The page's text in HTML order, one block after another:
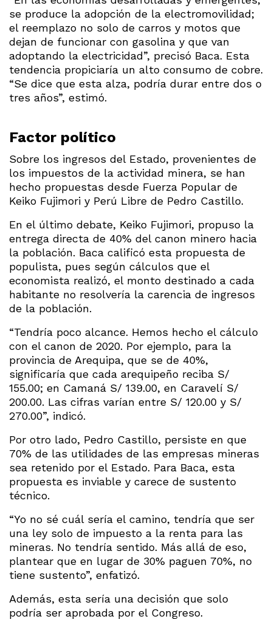
se produce la adopción de la electromovilidad;
el reemplazo no solo de carros y motos que
dejan de funcionar con gasolina y que van
adoptando la electricidad”, precisó Baca. Esta
tendencia propiciaría un alto consumo de cobre.
“Se dice que esta alza, podría durar entre dos o
tres años”, estimó.
Factor político
Sobre los ingresos del Estado, provenientes de
los impuestos de la actividad minera, se han
hecho propuestas desde Fuerza Popular de
Keiko Fujimori y Perú Libre de Pedro Castillo.
En el último debate, Keiko Fujimori, propuso la
entrega directa de 40% del canon minero hacia
la población. Baca calificó esta propuesta de
populista, pues según cálculos que el
economista realizó, el monto destinado a cada
habitante no resolvería la carencia de ingresos
de la población.
“Tendría poco alcance. Hemos hecho el cálculo
con el canon de 2020. Por ejemplo, para la
provincia de Arequipa, que se de 40%,
significaría que cada arequipeño reciba S/
155.00; en Camaná S/ 139.00, en Caravelí S/
200.00. Las cifras varían entre S/ 120.00 y S/
270.00”, indicó.
Por otro lado, Pedro Castillo, persiste en que
70% de las utilidades de las empresas mineras
sea retenido por el Estado. Para Baca, esta
propuesta es inviable y carece de sustento
técnico.
“Yo no sé cuál sería el camino, tendría que ser
una ley solo de impuesto a la renta para las
mineras. No tendría sentido. Más allá de eso,
plantear que en lugar de 30% paguen 70%, no
tiene sustento”, enfatizó.
Además, esta sería una decisión que solo
podría ser aprobada por el Congreso.